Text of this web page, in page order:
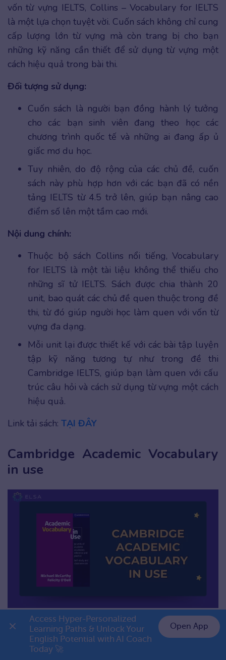
vốn từ vựng IELTS, Collins – Vocabulary for IELTS
là một lựa chọn tuyệt vời. Cuốn sách không chỉ cung
cấp lượng lớn từ vựng mà còn trang bị cho bạn
những kỹ năng cần thiết để sử dụng từ vựng một
cách hiệu quả trong bài thi.
Đối tượng sử dụng:
Cuốn sách là người bạn đồng hành lý tưởng
cho các bạn sinh viên đang theo học các
chương trình quốc tế và những ai đang ấp ủ
giấc mơ du học.
Tuy nhiên, do độ rộng của các chủ đề, cuốn
sách này phù hợp hơn với các bạn đã có nền
tảng IELTS từ 4.5 trở lên, giúp bạn nâng cao
điểm số lên một tầm cao mới.
Nội dung chính:
Thuộc bộ sách Collins nổi tiếng, Vocabulary
for IELTS là một tài liệu không thể thiếu cho
những sĩ tử IELTS. Sách được chia thành 20
unit, bao quát các chủ đề quen thuộc trong đề
thi, từ đó giúp người học làm quen với vốn từ
vựng đa dạng.
Mỗi unit lại được thiết kế với các bài tập luyện
tập kỹ năng tương tự như trong đề thi
Cambridge IELTS, giúp bạn làm quen với cấu
trúc câu hỏi và cách sử dụng từ vựng một cách
hiệu quả.
Link tải sách: TẠI ĐÂY
Cambridge Academic Vocabulary
in use
Cambridge Academic Vocabulary in use
Cambridge Academic Vocabulary in Use là một
👉 Premium 1 năm chỉ 799K
Access Hyper-Personalized
Learning Paths & Unlock Your
English Potential with AI Coach
Today 🚀
Open App